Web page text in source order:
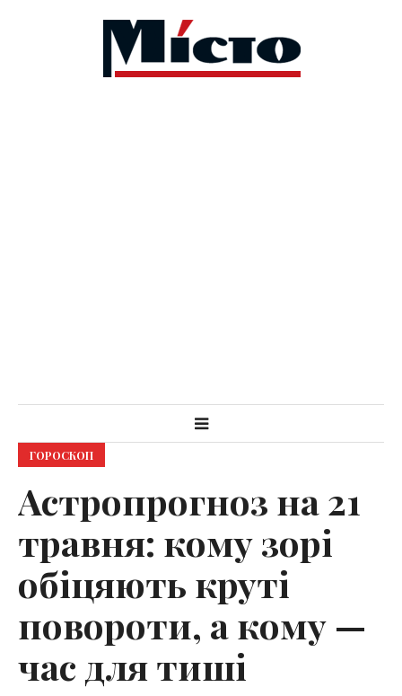
ГОРОСКОП
Астропрогноз на 21
травня: кому зорі
обіцяють круті
повороти, а кому —
час для тиші